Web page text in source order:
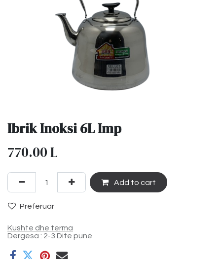
Ibrik Inoksi 6L Imp
770.00L
Add to cart
Preferuar
Kushte dhe terma
Dergesa : 2-3 Dite pune